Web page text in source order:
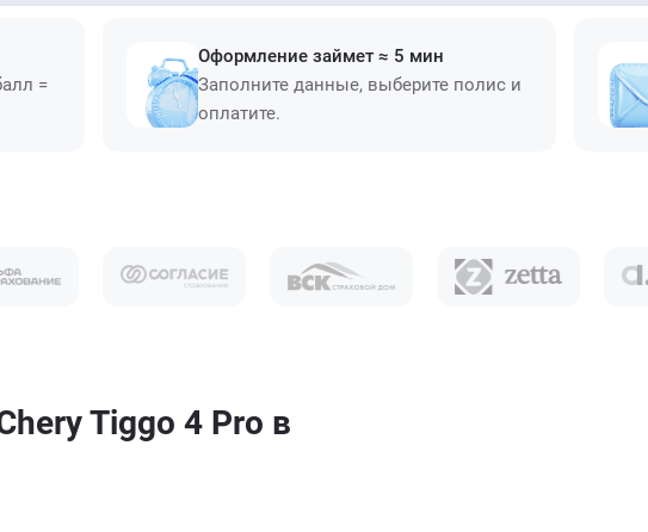
=
Оформление займет ≈ 5 мин
Заполните данные, выберите полис и
оплатите.
Tiggo 4 Pro в